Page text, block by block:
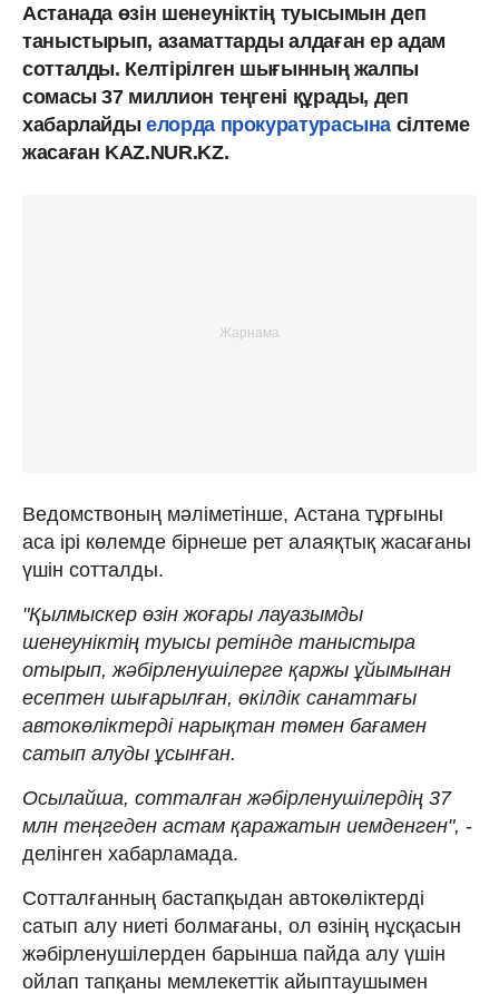
Астанада өзін шенеуніктің туысымын деп
таныстырып, азаматтарды алдаған ер адам
сотталды. Келтірілген шығынның жалпы
сомасы 37 миллион теңгені құрады, деп
хабарлайдыелорда прокуратурасына сілтеме
жасаған KAZ.NUR.KZ.
Ведомствоның мәліметінше, Астана тұрғыны
аса ірі көлемде бірнеше рет алаяқтық жасағаны
үшін сотталды.
"Қылмыскер өзін жоғары лауазымды
шенеуніктің туысы ретінде таныстыра
отырып, жәбірленушілерге қаржы ұйымынан
есептен шығарылған, өкілдік санаттағы
автокөліктерді нарықтан төмен бағамен
сатып алуды ұсынған.
Осылайша, сотталған жәбірленушілердің 37
млн теңгеден астам қаражатын иемденген", -
делінген хабарламада.
Сотталғанның бастапқыдан автокөліктерді
сатып алу ниеті болмағаны, ол өзінің нұсқасын
жәбірленушілерден барынша пайда алу үшін
ойлап тапқаны мемлекеттік айыптаушымен